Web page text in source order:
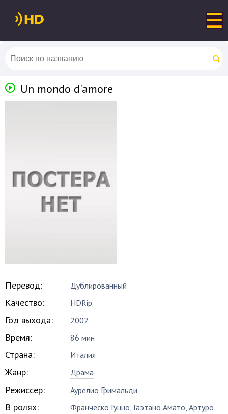
Un mondo d'amore
Перевод: Дублированный
Качество: HDRip
Год выхода: 2002
Время: 86 мин
Страна: Италия
Жанр: Драма
Режиссер: Аурелио Гримальди
В ролях: Франческо Гуццо, Гаэтано Амато,Артуро